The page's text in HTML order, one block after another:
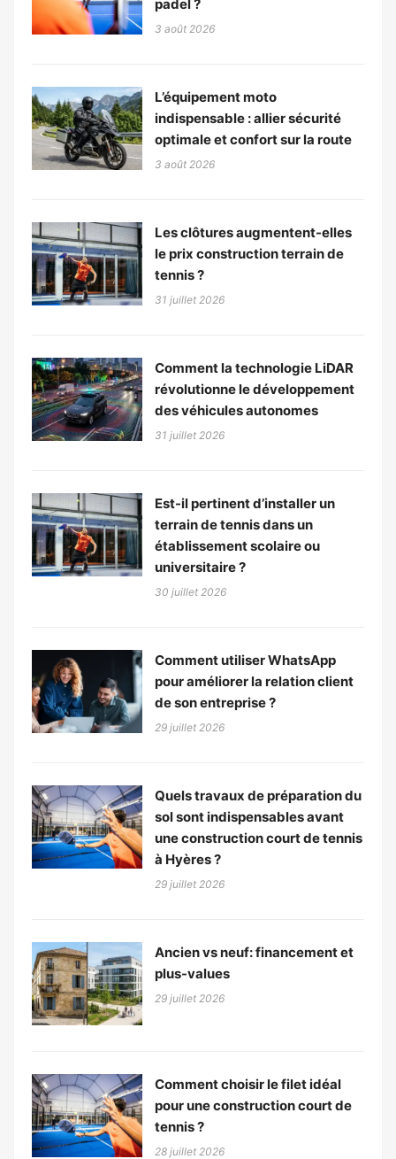
padel ?
3 août 2026
L’équipement moto
indispensable : allier sécurité
optimale et confort sur la route
3 août 2026
Les clôtures augmentent-elles
le prix construction terrain de
tennis ?
31 juillet 2026
Comment la technologie LiDAR
révolutionne le développement
des véhicules autonomes
31 juillet 2026
Est-il pertinent d’installer un
terrain de tennis dans un
établissement scolaire ou
universitaire ?
30 juillet 2026
Comment utiliser WhatsApp
pour améliorer la relation client
de son entreprise ?
29 juillet 2026
Quels travaux de préparation du
sol sont indispensables avant
une construction court de tennis
à Hyères ?
29 juillet 2026
Ancien vs neuf: financement et
plus-values
29 juillet 2026
Comment choisir le filet idéal
pour une construction court de
tennis ?
28 juillet 2026